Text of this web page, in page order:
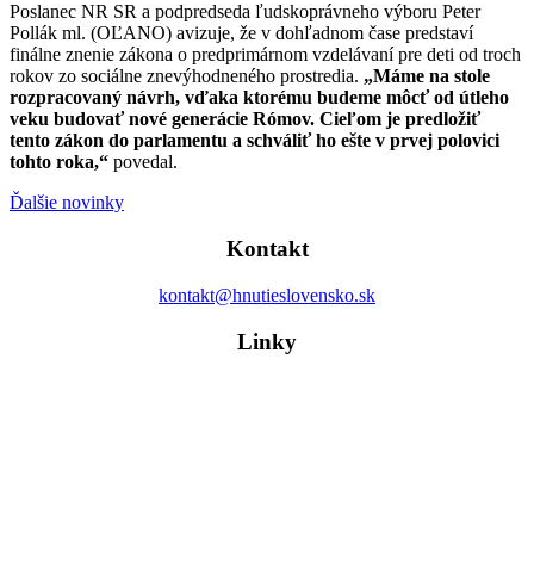
Poslanec NR SR a podpredseda ľudskoprávneho výboru Peter
Pollák ml. (OĽANO) avizuje, že v dohľadnom čase predstaví
finálne znenie zákona o predprimárnom vzdelávaní pre deti od troch
rokov zo sociálne znevýhodneného prostredia. „Máme na stole
rozpracovaný návrh, vďaka ktorému budeme môcť od útleho
veku budovať nové generácie Rómov. Cieľom je predložiť
tento zákon do parlamentu a schváliť ho ešte v prvej polovici
tohto roka,“ povedal.
Ďalšie novinky
Kontakt
kontakt@hnutieslovensko.sk
Linky